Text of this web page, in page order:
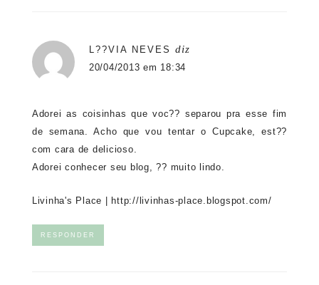
L??VIA NEVES diz
20/04/2013 em 18:34
Adorei as coisinhas que voc?? separou pra esse fim
de semana. Acho que vou tentar o Cupcake, est??
com cara de delicioso.
Adorei conhecer seu blog, ?? muito lindo.
Livinha's Place | http://livinhas-place.blogspot.com/
RESPONDER